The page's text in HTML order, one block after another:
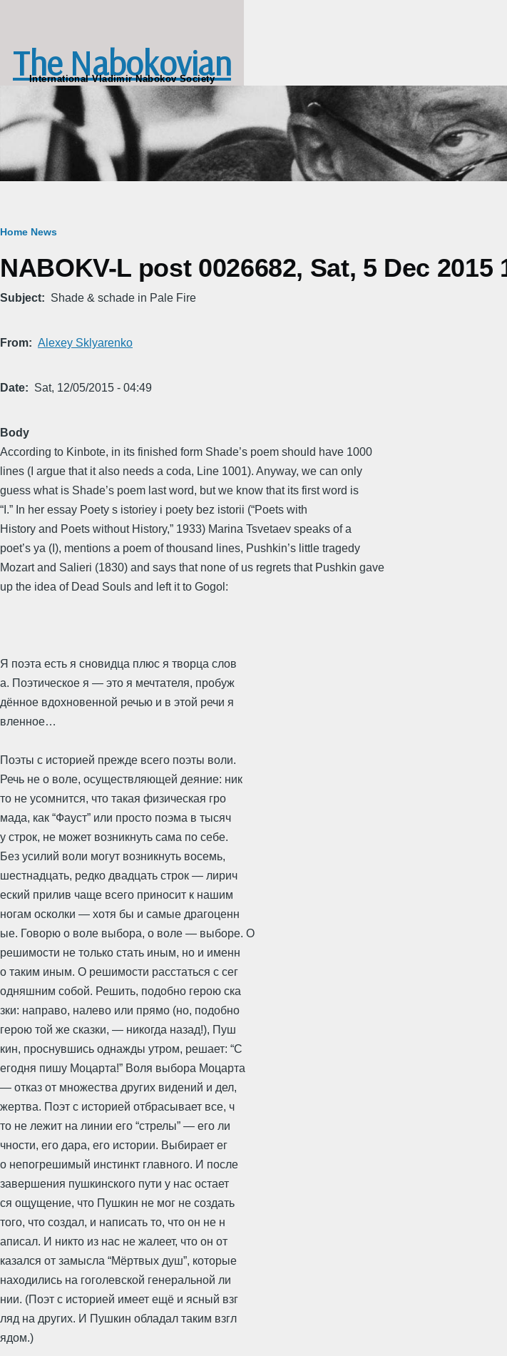
The Nabokovian
International Vladimir Nabokov Society
Breadcrumb
Home News
NABOKV-L post 0026682, Sat, 5 Dec 2015
Subject Shade & schade in Pale Fire
From Alexey Sklyarenko
Date Sat, 12/05/2015 - 04:49
Body
According to Kinbote, in its finished form Shade’s poem should have 1000
lines (I argue that it also needs a coda, Line 1001). Anyway, we can only
guess what is Shade’s poem last word, but we know that its first word is
“I.” In her essay Poety s istoriey i poety bez istorii (“Poets with
History and Poets without History,” 1933) Marina Tsvetaev speaks of a
poet’s ya (I), mentions a poem of thousand lines, Pushkin’s little tragedy
Mozart and Salieri (1830) and says that none of us regrets that Pushkin gave
up the idea of Dead Souls and left it to Gogol:
Я поэта есть я сновидца плюс я творца слов
а. Поэтическое я ― это я мечтателя, пробуж
дённое вдохновенной речью и в этой речи я
вленное…
Поэты с историей прежде всего поэты воли.
Речь не о воле, осуществляющей деяние: ник
то не усомнится, что такая физическая гро
мада, как “Фауст” или просто поэма в тысяч
у строк, не может возникнуть сама по себе.
Без усилий воли могут возникнуть восемь,
шестнадцать, редко двадцать строк ― лирич
еский прилив чаще всего приносит к нашим
ногам осколки ― хотя бы и самые драгоценн
ые. Говорю о воле выбора, о воле ― выборе. О
решимости не только стать иным, но и именн
о таким иным. О решимости расстаться с сег
одняшним собой. Решить, подобно герою ска
зки: направо, налево или прямо (но, подобно
герою той же сказки, ― никогда назад!), Пуш
кин, проснувшись однажды утром, решает: “С
егодня пишу Моцарта!” Воля выбора Моцарта
― отказ от множества других видений и дел,
жертва. Поэт с историей отбрасывает все, ч
то не лежит на линии его “стрелы” ― его ли
чности, его дара, его истории. Выбирает ег
о непогрешимый инстинкт главного. И после
завершения пушкинского пути у нас остает
ся ощущение, что Пушкин не мог не создать
того, что создал, и написать то, что он не н
аписал. И никто из нас не жалеет, что он от
казался от замысла “Мёртвых душ”, которые
находились на гоголевской генеральной ли
нии. (Поэт с историей имеет ещё и ясный взг
ляд на других. И Пушкин обладал таким взгл
ядом.)